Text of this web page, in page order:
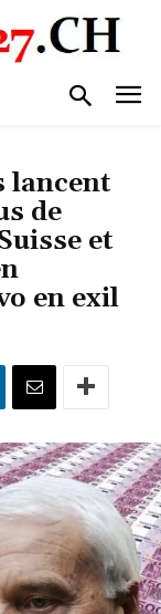
lancent
de
et
en exil